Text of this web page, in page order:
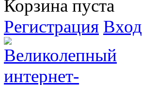
Корзина пуста
Регистрация Вход